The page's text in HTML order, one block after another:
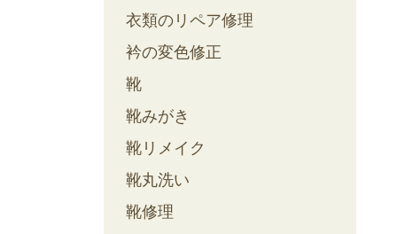
衣類のリペア修理
衿の変色修正
靴
靴みがき
靴リメイク
靴丸洗い
靴修理